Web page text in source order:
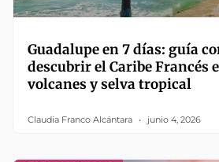
Guadalupe en 7 días: guía
descubrir el Caribe Francés
volcanes y selva tropical
Claudia Franco Alcántara junio 4, 2026